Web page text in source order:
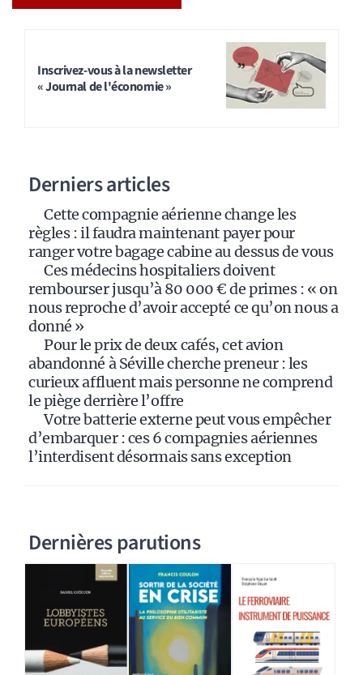
Inscrivez-vous à la newsletter
« Journal de l'économie »
Derniers articles
Cette compagnie aérienne change les
règles : il faudra maintenant payer pour
ranger votre bagage cabine au dessus de vous
Ces médecins hospitaliers doivent
rembourser jusqu’à 80 000 € de primes : « on
nous reproche d’avoir accepté ce qu’on nous a
donné »
Pour le prix de deux cafés, cet avion
abandonné à Séville cherche preneur : les
curieux affluent mais personne ne comprend
le piège derrière l’offre
Votre batterie externe peut vous empêcher
d’embarquer : ces 6 compagnies aériennes
l’interdisent désormais sans exception
Dernières parutions